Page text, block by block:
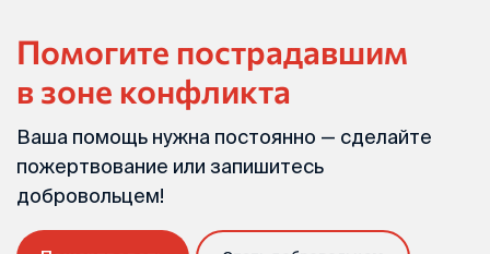
Помогите пострадавшим
в зоне конфликта
Ваша помощь нужна постоянно — сделайте
пожертвование или запишитесь
добровольцем!